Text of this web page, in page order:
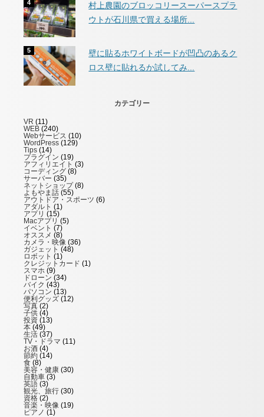
村上農園のブロッコリースーパースプラ
ウトが石川県で買える場所...
壁に貼るホワイトボードが凹凸のあるク
ロス壁に貼れるか試してみ...
カテゴリー
VR (11)
WEB (240)
Webサービス (10)
WordPress (129)
Tips (14)
プラグイン (19)
アフィリエイト (3)
コーディング (8)
サーバー (35)
ネットショップ(8)
よもやま話 (55)
アウトドア・スポーツ (6)
アダルト (1)
アプリ (15)
Macアプリ (5)
イベント (7)
オススメ (8)
カメラ・映像 (36)
ガジェット (48)
ロボット (1)
クレジットカード (1)
スマホ (9)
ドローン (34)
バイク (43)
パソコン (13)
便利グッズ (12)
写真 (2)
子供 (4)
投資 (13)
本 (49)
生活 (37)
TV・ドラマ (11)
お酒 (4)
節約 (14)
食 (8)
美容・健康 (30)
自動車 (3)
英語 (3)
観光、旅行 (30)
資格 (2)
音楽・映像 (19)
ピアノ (1)